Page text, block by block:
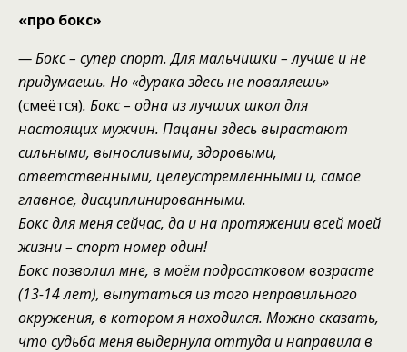
«про бокс»
— Бокс – супер спорт.Для мальчишки –лучше и не
придумаешь. Но «дурака здесьне поваляешь»
(смеётся). Бокс – одна из лучших школ для
настоящихмужчин. Пацаны здесь вырастают
сильными, выносливыми, здоровыми,
ответственными, целеустремлёнными и, самое
главное, дисциплинированными.
Бокс для меня сейчас, да и на протяжении всей моей
жизни – спорт номер один!
Бокс позволил мне, в моём подростковом возрасте
(13-14 лет), выпутаться из того неправильного
окружения, в котором я находился. Можно сказать,
что судьба меня выдернула оттуда и направила в